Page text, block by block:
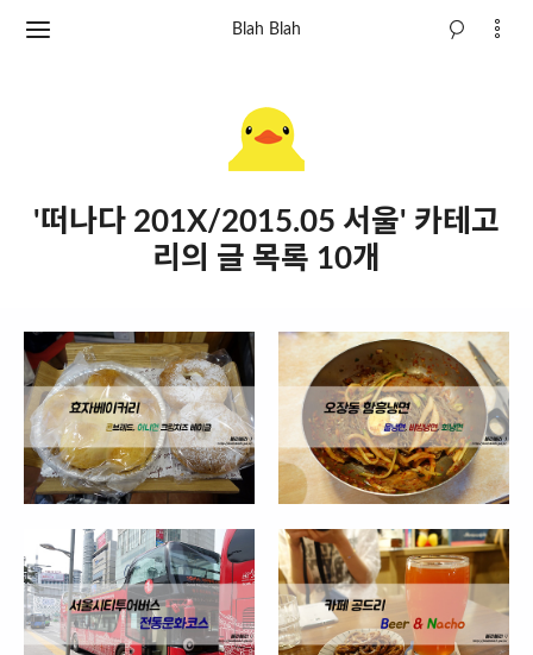
Blah Blah
'떠나다 201X/2015.05 서울' 카테고
리의 글 목록 10개